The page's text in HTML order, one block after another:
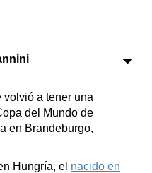
volvió a tener una
del Mundo de
en Brandeburgo,
Hungría, el nacido en